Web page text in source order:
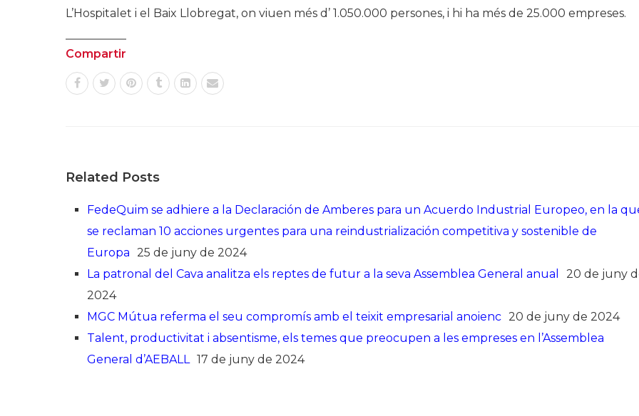
L’Hospitalet i el Baix Llobregat, on viuen més d’ 1.050.000 persones, i hi ha més de 25.000 empreses.
Compartir
Related Posts
FedeQuim se adhiere a la Declaración de Amberes para un Acuerdo Industrial Europeo, en la
se reclaman 10 acciones urgentes para una reindustrialización competitiva y sostenible de
Europa 25 de juny de 2024
La patronal del Cava analitza els reptes de futur a la seva Assemblea General anual
20 de juny
2024
MGC Mútua referma el seu compromís amb el teixit empresarial anoienc 20 de juny de 2024
Talent, productivitat i absentisme, els temes que preocupen a les empreses en l’Assemblea
General d’AEBALL 17 de juny de 2024